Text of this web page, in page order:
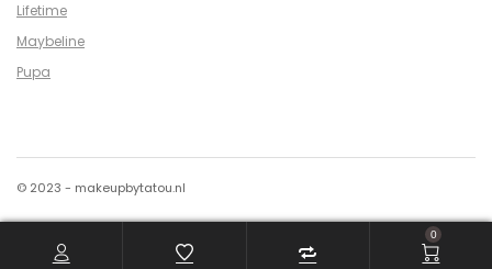
Lifetime
Maybeline
Pupa
© 2023 - makeupbytatou.nl
0